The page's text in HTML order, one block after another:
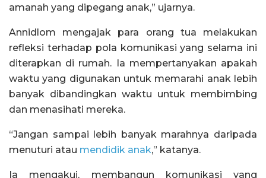
amanah yang dipegang anak,” ujarnya.
Annidlom mengajak para orang tua melakukan
refleksi terhadap pola komunikasi yang selama ini
diterapkan di rumah. Ia mempertanyakan apakah
waktu yang digunakan untuk memarahi anak lebih
banyak dibandingkan waktu untuk membimbing
dan menasihati mereka.
“Jangan sampai lebih banyak marahnya daripada
menuturi atau mendidik anak,” katanya.
Ia mengakui, membangun komunikasi yang